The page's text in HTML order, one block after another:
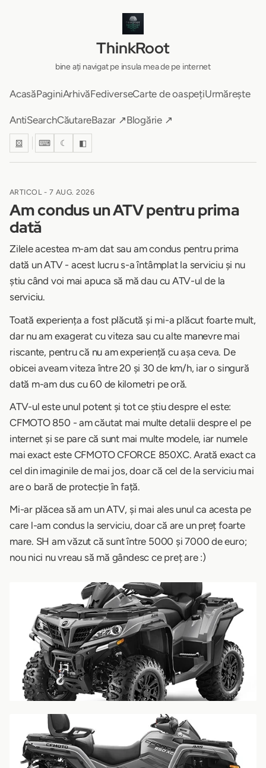
ThinkRoot
bine ați navigat pe insula mea de pe internet
AcasăPaginiArhivăFediverseCarte de oaspețiUrmărește
AntiSearchCăutareBazar ↗Blogărie ↗
⚄ ⌨ ☾ ◧
ARTICOL - 7 AUG. 2026
Am condus un ATV pentru prima
dată
Zilele acestea m-am dat sau am condus pentru prima
dată un ATV - acest lucru s-a întâmplat la serviciu și nu
știu când voi mai apuca să mă dau cu ATV-ul de la
serviciu.
Toată experiența a fost plăcută și mi-a plăcut foarte mult,
dar nu am exagerat cu viteza sau cu alte manevre mai
riscante, pentru că nu am experiență cu așa ceva. De
obicei aveam viteza între 20 și 30 de km/h, iar o singură
dată m-am dus cu 60 de kilometri pe oră.
ATV-ul este unul potent și tot ce știu despre el este:
CFMOTO 850 - am căutat mai multe detalii despre el pe
internet și se pare că sunt mai multe modele, iar numele
mai exact este CFMOTO CFORCE 850XC. Arată exact ca
cel din imaginile de mai jos, doar că cel de la serviciu mai
are o bară de protecție în față.
Mi-ar plăcea să am un ATV, și mai ales unul ca acesta pe
care l-am condus la serviciu, doar că are un preț foarte
mare. SH am văzut că sunt între 5000 și 7000 de euro;
nou nici nu vreau să mă gândesc ce preț are :)